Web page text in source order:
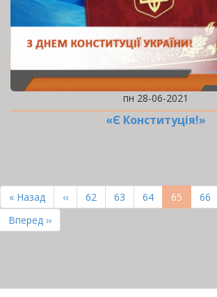
пн 28-06-2021
«Є Конституція!»
НА
СТОРІНКИ
Перша
сторінка
« Назад
Попередня
сторінка
‹‹ Page
62 Page
63 Page
64
Поточна
сторінка
65 Page
66
Остання
сторінка
Вперед ››